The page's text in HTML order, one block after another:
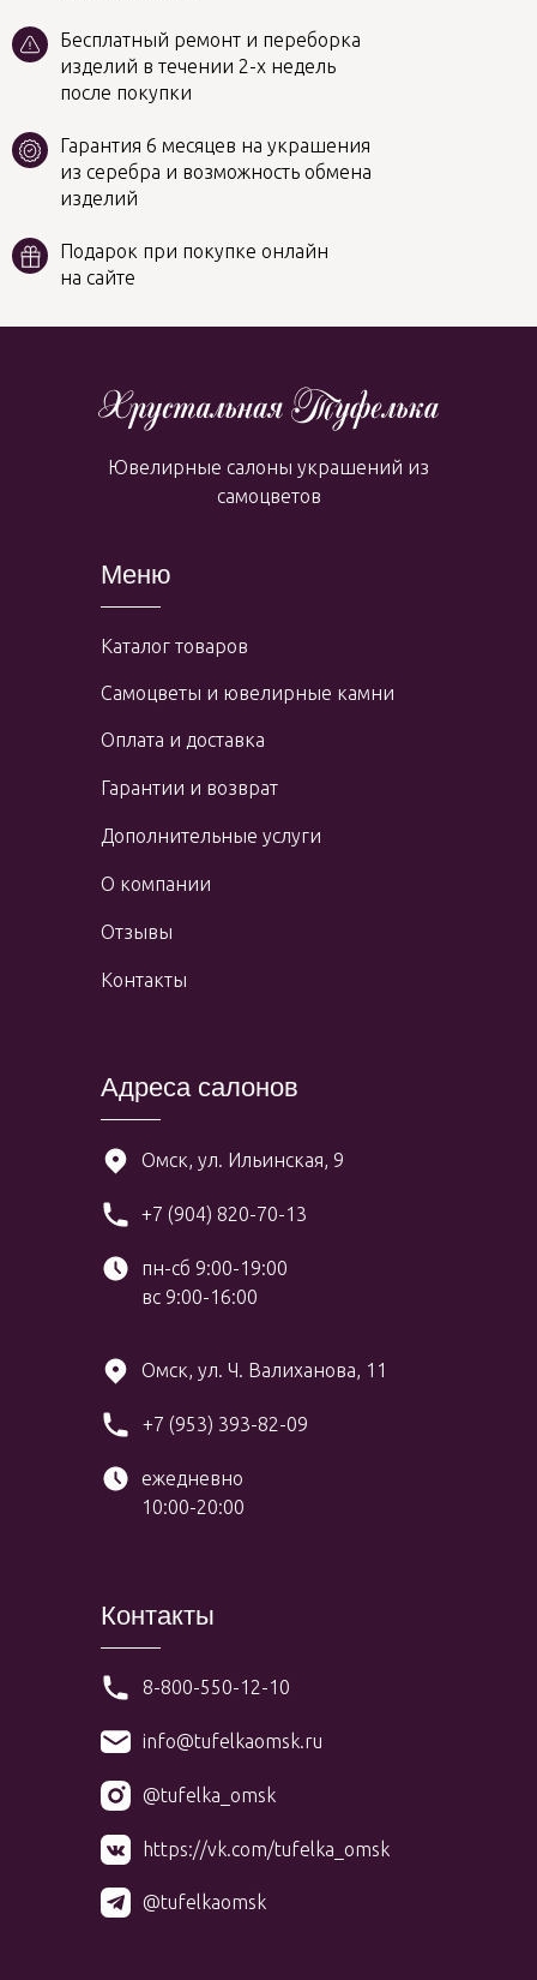
Бесплатный ремонт и переборка
изделий в течении 2-х недель
после покупки
Гарантия 6 месяцев на украшения
из серебра и возможность обмена
изделий
Подарок при покупке онлайн
на сайте
Меню
Каталог товаров
Самоцветы и ювелирные камни
Оплата и доставка
Адреса салонов
+7 (904) 820-70-13
пн-сб 9:00-19:00
вс 9:00-16:00
Омск, ул. Ильинская, 9
Ювелирные салоны украшений из
самоцветов
+7 (953) 393-82-09
ежедневно
10:00-20:00
Омск, ул. Ч. Валиханова, 11
Контакты
@tufelka_omsk
https://vk.com/tufelka_omsk
Гарантии и возврат
Дополнительные услуги
О компании
Отзывы
Контакты
@tufelkaomsk
8-800-550-12-10
info@tufelkaomsk.ru